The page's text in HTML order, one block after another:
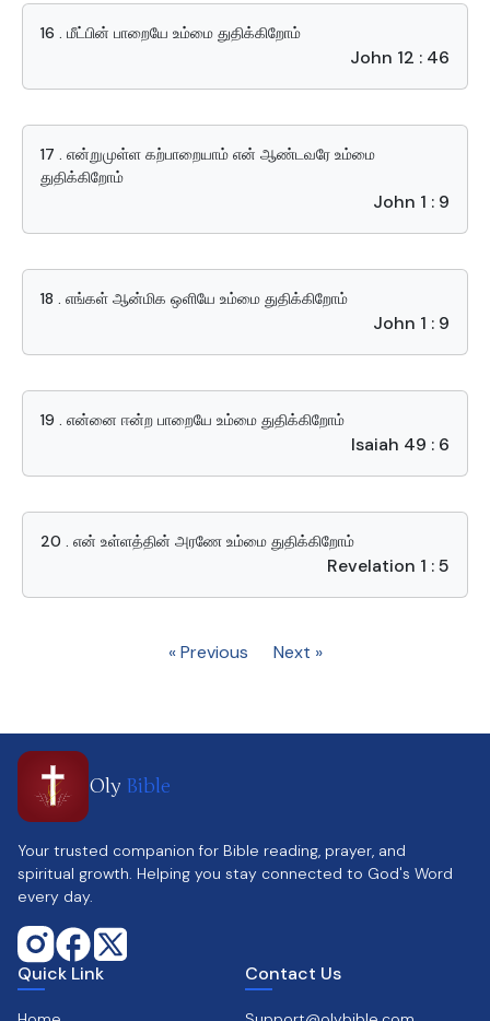
16 . மீட்பின் பாறையே உம்மை துதிக்கிறோம்
John 12 : 46
17 . என்றுமுள்ள கற்பாறையாம் என் ஆண்டவரே உம்மை
துதிக்கிறோம்
John 1 : 9
18 . எங்கள் ஆன்மிக ஒளியே உம்மை துதிக்கிறோம்
John 1 : 9
19 . என்னை ஈன்ற பாறையே உம்மை துதிக்கிறோம்
Isaiah 49 : 6
20 . என் உள்ளத்தின் அரணே உம்மை துதிக்கிறோம்
Revelation 1 : 5
« Previous Next »
Oly Bible
Your trusted companion for Bible reading, prayer, and
spiritual growth. Helping you stay connected to God's Word
every day.
Quick Link Contact Us